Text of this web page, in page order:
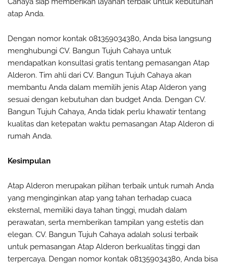
atap Anda.
Dengan nomor kontak 081359034380, Anda bisa langsung
menghubungi CV. Bangun Tujuh Cahaya untuk
mendapatkan konsultasi gratis tentang pemasangan Atap
Alderon. Tim ahli dari CV. Bangun Tujuh Cahaya akan
membantu Anda dalam memilih jenis Atap Alderon yang
sesuai dengan kebutuhan dan budget Anda. Dengan CV.
Bangun Tujuh Cahaya, Anda tidak perlu khawatir tentang
kualitas dan ketepatan waktu pemasangan Atap Alderon di
rumah Anda.
Kesimpulan
Atap Alderon merupakan pilihan terbaik untuk rumah Anda
yang menginginkan atap yang tahan terhadap cuaca
eksternal, memiliki daya tahan tinggi, mudah dalam
perawatan, serta memberikan tampilan yang estetis dan
elegan. CV. Bangun Tujuh Cahaya adalah solusi terbaik
untuk pemasangan Atap Alderon berkualitas tinggi dan
terpercaya. Dengan nomor kontak 081359034380, Anda bisa